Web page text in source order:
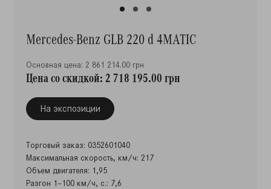
Mercedes-Benz GLB 220 d 4MATIC
Основная цена: 2 861 214.00 грн
Цена со скидкой: 2 718 195.00 грн
На экспозиции
Торговый заказ: 0352601040
Максимальная скорость, км/ч: 217
Объем двигателя: 1,95
Разгон 1–100 км/ч, с.: 7,6